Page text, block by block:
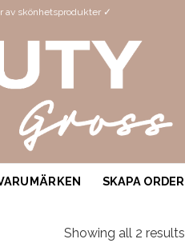
av skönhetsprodukter ✓
SKAPA ORDER
Showing all 2 results